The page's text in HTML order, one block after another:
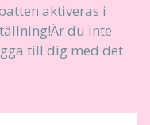
aktiveras i
du inte
till dig med det